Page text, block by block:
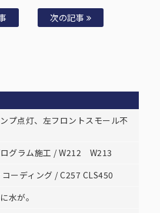
次の記事
プ点灯、左フロントスモール不
ログラム施工 / W212 W213
ーディング / C257 CLS450
水が。